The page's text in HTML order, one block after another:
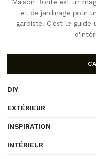
Maison Bonte est un
et de jardinage pour
gardiste. C'est le guide
DIY
EXTÉRIEUR
INSPIRATION
INTÉRIEUR